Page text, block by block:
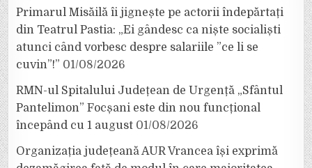
Primarul Misăilă îi jignește pe actorii îndepărtați
din Teatrul Pastia: „Ei gândesc ca niște socialiști
atunci când vorbesc despre salariile ”ce li se
cuvin”!” 01/08/2026
RMN-ul Spitalului Județean de Urgență „Sfântul
Pantelimon” Focșani este din nou funcțional
începând cu 1 august 01/08/2026
Organizația județeană AUR Vrancea își exprimă